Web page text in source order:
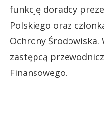
funkcję doradcy
Polskiego oraz
Ochrony Środowiska.
zastępcą
Finansowego.